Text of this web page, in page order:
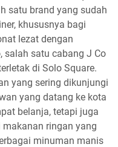
satu brand yang sudah
khususnya bagi
lezat dengan
salah satu cabang J Co
di Solo Square.
yang sering dikunjungi
yang datang ke kota
belanja, tetapi juga
ringan yang
minuman manis